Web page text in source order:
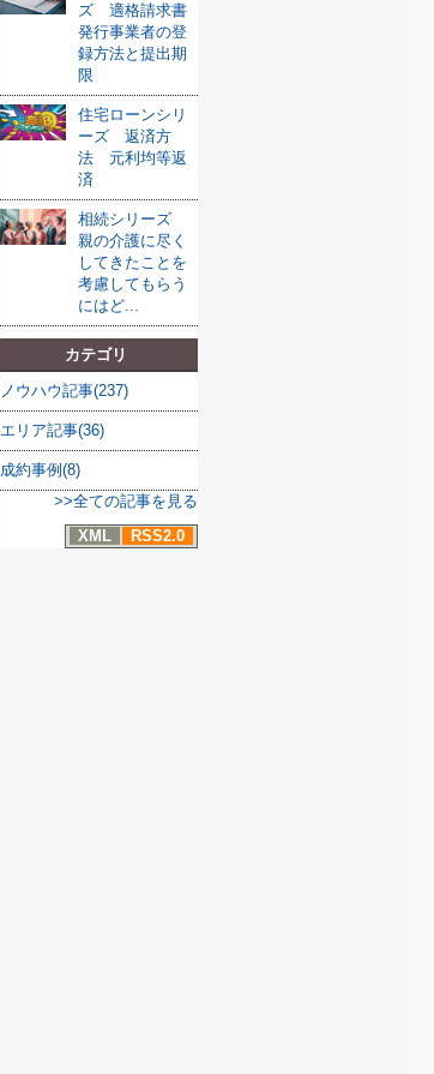
ズ 適格請求書
発行事業者の登
録方法と提出期
限
住宅ローンシリ
ーズ 返済方
法 元利均等返
済
相続シリーズ
親の介護に尽く
してきたことを
考慮してもらう
にはど...
カテゴリ
ノウハウ記事(237)
エリア記事(36)
成約事例(8)
>>全ての記事を見る
XML
RSS2.0